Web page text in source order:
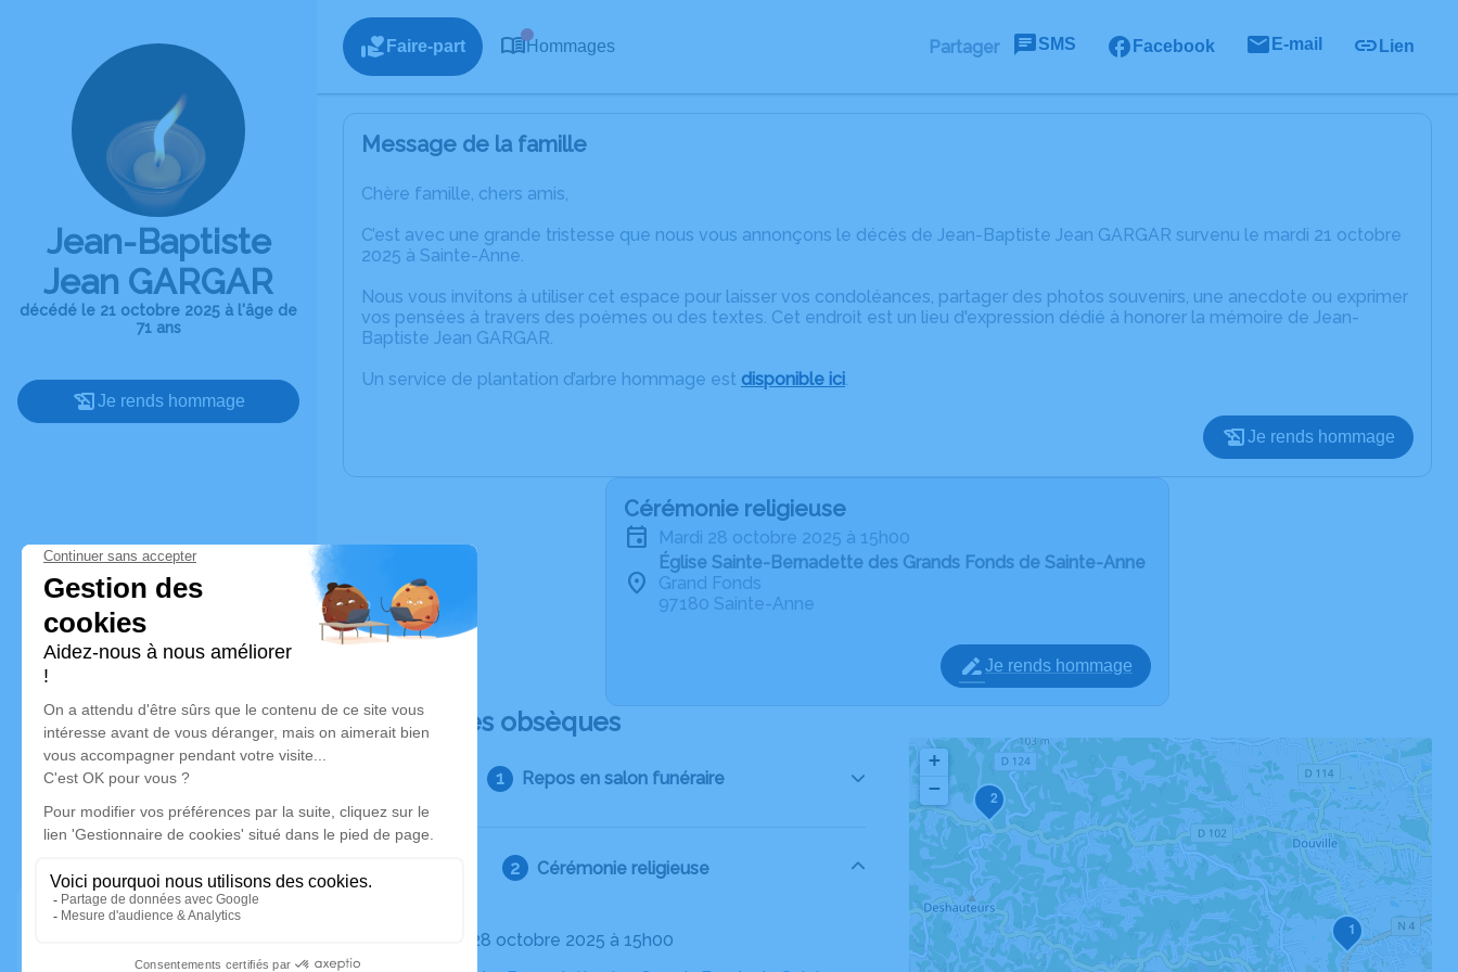
Jean-Baptiste
Jean GARGAR
décédé le 21 octobre 2025 à l'âge de
71 ans
Je rends hommage
Faire-part Hommages Partager SMS Facebook E-mail Lien
Message de la famille
Chère famille, chers amis,
C’est avec une grande tristesse que nous vous annonçons le décès de Jean-Baptiste Jean GARGAR survenu le mardi 21 octobre
2025 à Sainte-Anne.
Nous vous invitons à utiliser cet espace pour laisser vos condoléances, partager des photos souvenirs, une anecdote ou exprimer
vos pensées à travers des poèmes ou des textes. Cet endroit est un lieu d'expression dédié à honorer la mémoire de Jean-
Baptiste Jean GARGAR.
Un service de plantation d’arbre hommage est disponible ici.
Je rends hommage
Cérémonie religieuse
mardi 28 octobre 2025 à 15h00
Église Sainte-Bernadette des Grands Fonds de Sainte-Anne
Grand Fonds
97180 Sainte-Anne
Je rends hommage
Déroulé des obsèques
Repos en salon funéraire
Cérémonie religieuse
Le mardi 28 octobre 2025 à 15h00
1
2
+
−